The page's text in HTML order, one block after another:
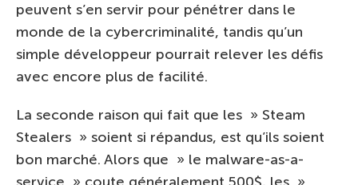
peuvent s’en servir pour pénétrer dans le
monde de la cybercriminalité, tandis qu’un
simple développeur pourrait relever les défis
avec encore plus de facilité.
La seconde raison qui fait que les » Steam
Stealers » soient si répandus, est qu’ils soient
bon marché. Alors que » le malware-as-a-